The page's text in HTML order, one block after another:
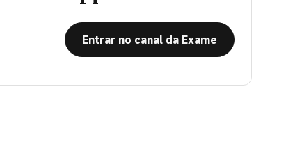
Entrar no canal da Exame